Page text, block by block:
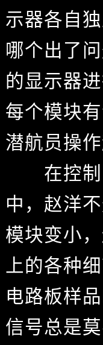
示器各自
哪个出了
的显示器
每个模块
潜航员操
在控制
中，赵洋
模块变小
上的各种
电路板样
信号总是